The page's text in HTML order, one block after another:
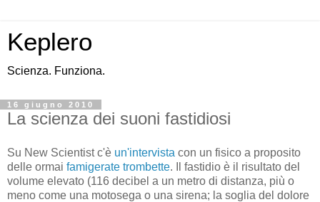
Keplero
Scienza. Funziona.
16 giugno 2010
La scienza dei suoni fastidiosi
Su New Scientist c'è un'intervista con un fisico a proposito
delle ormai famigerate trombette. Il fastidio è il risultato del
volume elevato (116 decibel a un metro di distanza, più o
meno come una motosega o una sirena; la soglia del dolore